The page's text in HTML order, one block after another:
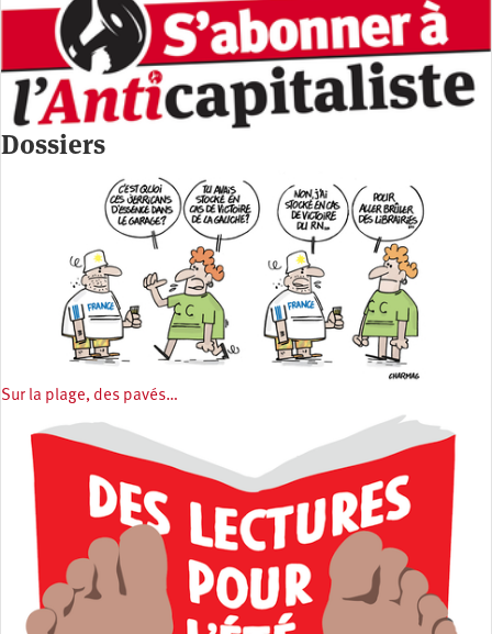
Dossiers
Sur la plage, des pavés…